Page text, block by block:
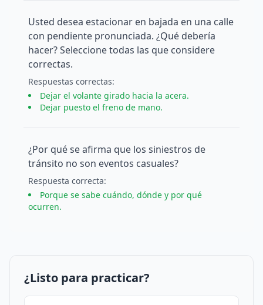
Usted desea estacionar en bajada en una calle
con pendiente pronunciada. ¿Qué debería
hacer? Seleccione todas las que considere
correctas.
Respuestas correctas:
Dejar el volante girado hacia la acera.
Dejar puesto el freno de mano.
¿Por qué se afirma que los siniestros de
tránsito no son eventos casuales?
Respuesta correcta:
Porque se sabe cuándo, dónde y por qué
ocurren.
¿Listo para practicar?